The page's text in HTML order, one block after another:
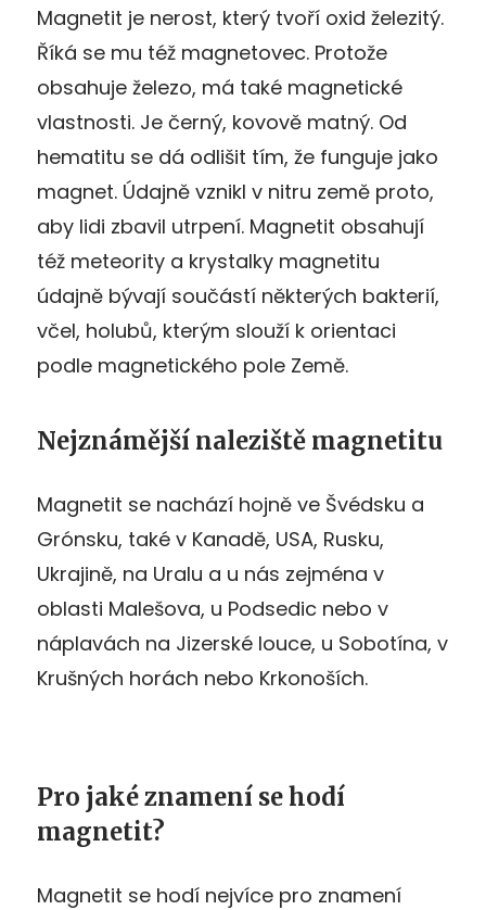
Magnetit je nerost, který tvoří oxid železitý.
Říká se mu též magnetovec. Protože
obsahuje železo, má také magnetické
vlastnosti. Je černý, kovově matný. Od
hematitu se dá odlišit tím, že funguje jako
magnet. Údajně vznikl v nitru země proto,
aby lidi zbavil utrpení. Magnetit obsahují
též meteority a krystalky magnetitu
údajně bývají součástí některých bakterií,
včel, holubů, kterým slouží k orientaci
podle magnetického pole Země.
Nejznámější naleziště magnetitu
Magnetit se nachází hojně ve Švédsku a
Grónsku, také v Kanadě, USA, Rusku,
Ukrajině, na Uralu a u nás zejména v
oblasti Malešova, u Podsedic nebo v
náplavách na Jizerské louce, u Sobotína, v
Krušných horách nebo Krkonoších.
Pro jaké znamení se hodí
magnetit?
Magnetit se hodí nejvíce pro znamení